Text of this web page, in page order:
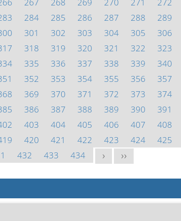
284 285 286 287 288 289
301 302 303 304 305 306
318 319 320 321 322 323
335 336 337 338 339 340
352 353 354 355 356 357
369 370 371 372 373 374
386 387 388 389 390 391
403 404 405 406 407 408
420 421 422 423 424 425
432 433 434 > >>